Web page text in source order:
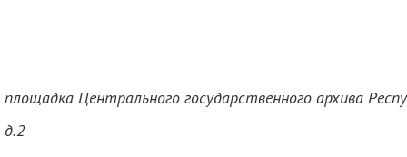
площадка Центрального государственного архива
д.2